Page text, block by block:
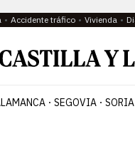
Accidente tráfico Vivienda
SEGOVIA SORIA